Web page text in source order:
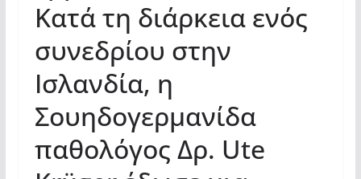
Κατά τη διάρκεια ενός
συνεδρίου στην
Ισλανδία, η
Σουηδογερμανίδα
παθολόγος Δρ. Ute